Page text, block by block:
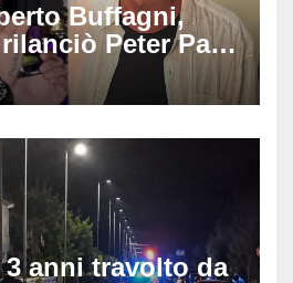
Buffagni,
Peter Pan
aveva 59
anni travolto da